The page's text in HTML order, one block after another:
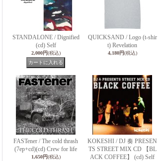
STANDALONE / Dignified
(cd) Self
2,000円(税込)
QUICKSAND / Logo (t-shir
t) Revelation
4,180円(税込)
FASTener / The cold thrash
(7ep+cd)(cd) Crew for life
1,650円(税込)
KOKESHI / DJ 奏 PRESEN
TS STREET MIX CD 【BL
ACK COFFEE】 (cd) Self